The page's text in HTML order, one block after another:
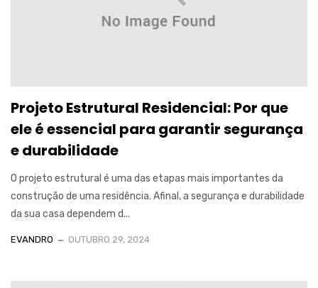
Projeto Estrutural Residencial: Por que
ele é essencial para garantir segurança
e durabilidade
O projeto estrutural é uma das etapas mais importantes da
construção de uma residência. Afinal, a segurança e durabilidade
da sua casa dependem d...
EVANDRO OUTUBRO 29, 2024